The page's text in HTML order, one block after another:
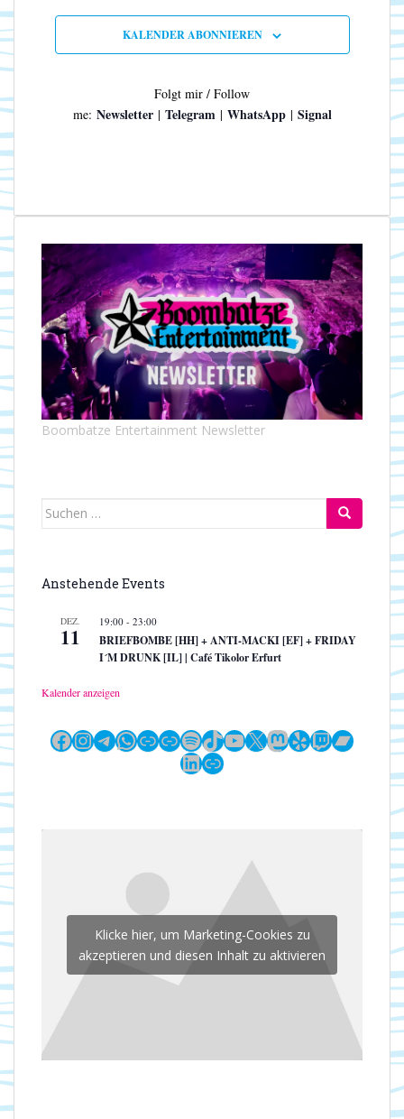
N
v
KALENDER ABONNIEREN
Folgt mir / Follow
me: Newsletter| Telegram| WhatsApp| Signal
Boombatze Entertainment Newsletter
Suchen
Anstehende Events
DEZ.
11
19:00 - 23:00
BRIEFBOMBE [HH] + ANTI-MACKI [EF] + FRIDAY
I´M DRUNK [IL] | Café Tikolor Erfurt
Kalender anzeigen
Facebook
Instagram
Telegram
WhatsApp
LinkLinkSpotify
TikTok
YouTube
X Mastodon
YelpTwitch
LinkedIn
Link
Klicke hier, um Marketing-Cookies zu
akzeptieren und diesen Inhalt zu aktivieren